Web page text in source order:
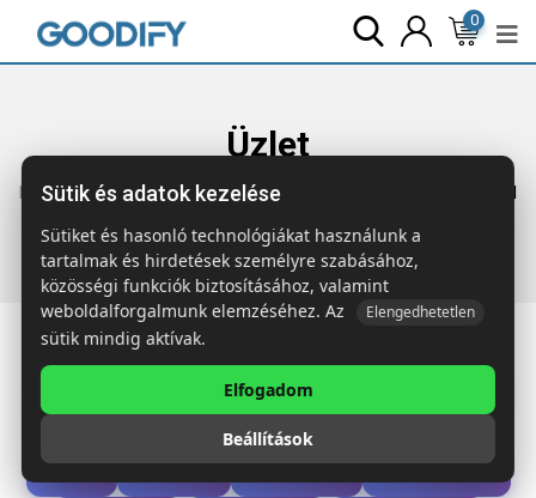
0
Üzlet
Főoldal Termékek Ruházat & Kiegészítők
PRIME WOMEN
PRIME női póló 200g
Étkezés & Ivás
Wellness & Ápolás
Sütik és adatok kezelése
Sütiket és hasonló technológiákat használunk a
tartalmak és hirdetések személyre szabásához,
közösségi funkciók biztosításához, valamint
weboldalforgalmunk elemzéséhez. Az
Elengedhetetlen
sütik mindig aktívak.
Elfogadom
Beállítások